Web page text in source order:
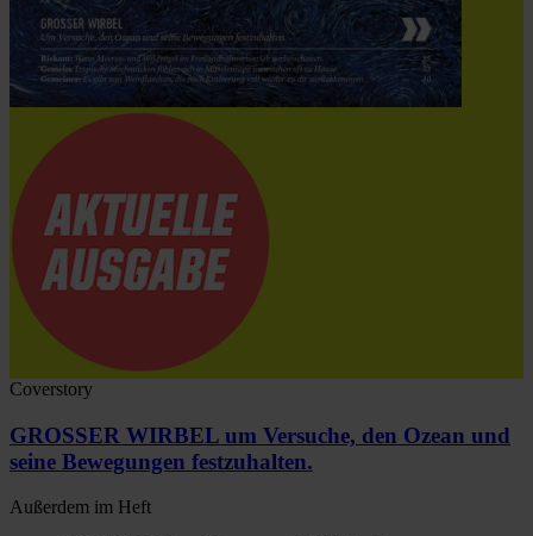
Coverstory
GROSSER WIRBEL um Versuche, den Ozean und
seine Bewegungen festzuhalten.
Außerdem im Heft